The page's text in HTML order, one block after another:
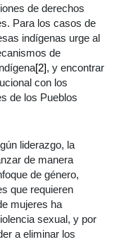
de derechos
Para los casos de
indígenas urge al
de
[2], y encontrar
con los
de los Pueblos
liderazgo, la
de manera
de género,
que requieren
mujeres ha
sexual, y por
a eliminar los